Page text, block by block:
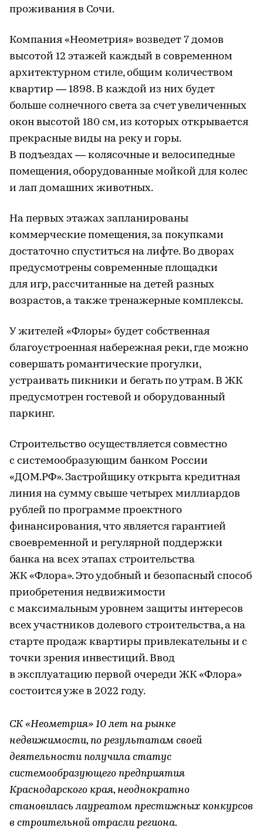
проживания в Сочи.
Компания «Неометрия» возведет 7 домов
высотой 12 этажей каждый в современном
архитектурном стиле, общим количеством
квартир — 1898. В каждой из них будет
больше солнечного света за счет увеличенных
окон высотой 180 см, из которых открывается
прекрасные виды на реку и горы.
В подъездах — колясочные и велосипедные
помещения, оборудованные мойкой для колес
и лап домашних животных.
На первых этажах запланированы
коммерческие помещения, за покупками
достаточно спуститься на лифте. Во дворах
предусмотрены современные площадки
для игр, рассчитанные на детей разных
возрастов, а также тренажерные комплексы.
У жителей «Флоры» будет собственная
благоустроенная набережная реки, где можно
совершать романтические прогулки,
устраивать пикники и бегать по утрам. В ЖК
предусмотрен гостевой и оборудованный
паркинг.
Строительство осуществляется совместно
с системообразующим банком России
«ДОМ.РФ». Застройщику открыта кредитная
линия на сумму свыше четырех миллиардов
рублей по программе проектного
финансирования, что является гарантией
своевременной и регулярной поддержки
банка на всех этапах строительства
ЖК «Флора». Это удобный и безопасный способ
приобретения недвижимости
с максимальным уровнем защиты интересов
всех участников долевого строительства, а на
старте продаж квартиры привлекательны и с
точки зрения инвестиций. Ввод
в эксплуатацию первой очереди ЖК «Флора»
состоится уже в 2022 году.
СК «Неометрия» 10 лет на рынке
недвижимости, по результатам своей
деятельности получила статус
системообразующего предприятия
Краснодарского края, неоднократно
становилась лауреатом престижных конкурсов
в строительной отрасли региона.